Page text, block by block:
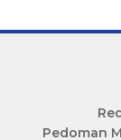
Pedoman